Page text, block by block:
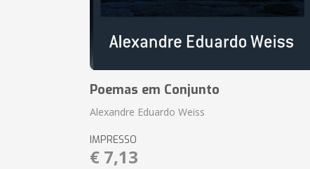
Poemas em Conjunto
Alexandre Eduardo Weiss
IMPRESSO
€ 7,13